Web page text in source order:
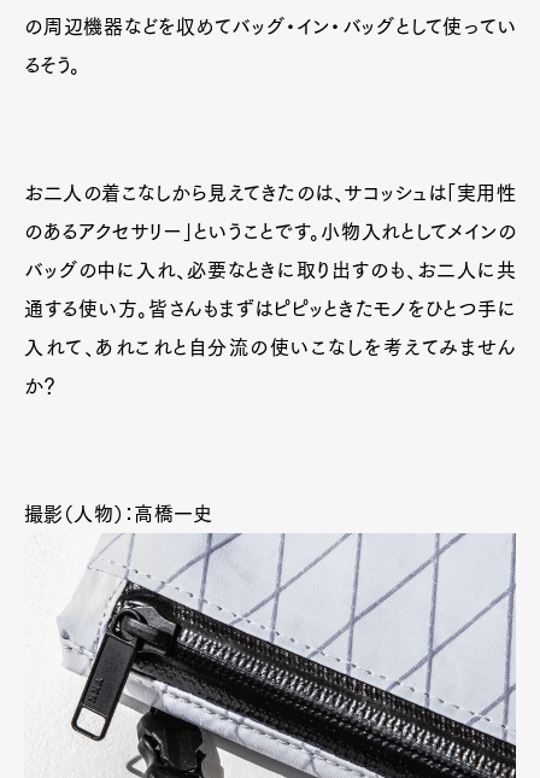
の周辺機器などを収めてバッグ・イン・バッグとして使ってい
るそう。
お二人の着こなしから見えてきたのは、サコッシュは「実用性
のあるアクセサリー」ということです。小物入れとしてメインの
バッグの中に入れ、必要なときに取り出すのも、お二人に共
通する使い方。皆さんもまずはピピッときたモノをひとつ手に
入れて、あれこれと自分流の使いこなしを考えてみません
か？
撮影（人物）：高橋一史